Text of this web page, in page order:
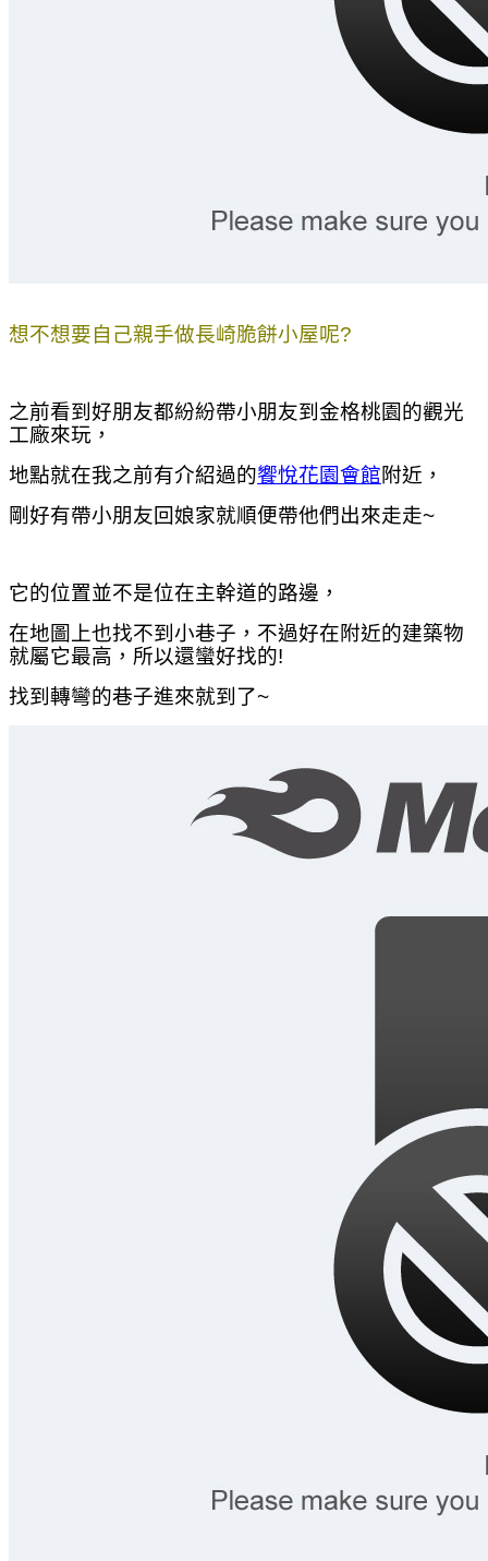
想不想要自己親手做長崎脆餅小屋呢?
之前看到好朋友都紛紛帶小朋友到金格桃園的觀光
工廠來玩，
地點就在我之前有介紹過的饗悅花園會館附近，
剛好有帶小朋友回娘家就順便帶他們出來走走~
它的位置並不是位在主幹道的路邊，
在地圖上也找不到小巷子，不過好在附近的建築物
就屬它最高，所以還蠻好找的!
找到轉彎的巷子進來就到了~